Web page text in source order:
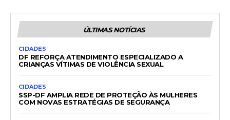
ÚLTIMAS NOTÍCIAS
CIDADES
DF REFORÇA ATENDIMENTO ESPECIALIZADO A
CRIANÇAS VÍTIMAS DE VIOLÊNCIA SEXUAL
CIDADES
SSP-DF AMPLIA REDE DE PROTEÇÃO ÀS MULHERES
COM NOVAS ESTRATÉGIAS DE SEGURANÇA